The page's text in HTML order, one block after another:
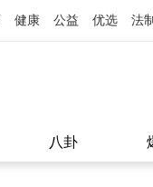
健康 公益 优选 法制
八卦